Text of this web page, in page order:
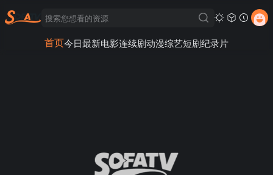
首页今日最新电影连续剧动漫综艺短剧纪录片